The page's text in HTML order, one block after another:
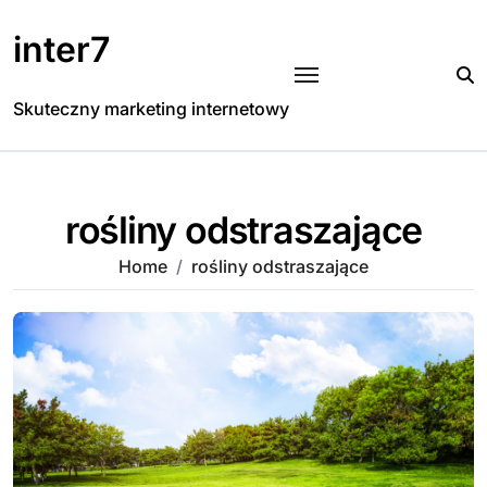
to
content
inter7
Skuteczny marketing internetowy
rośliny odstraszające
Home rośliny odstraszające